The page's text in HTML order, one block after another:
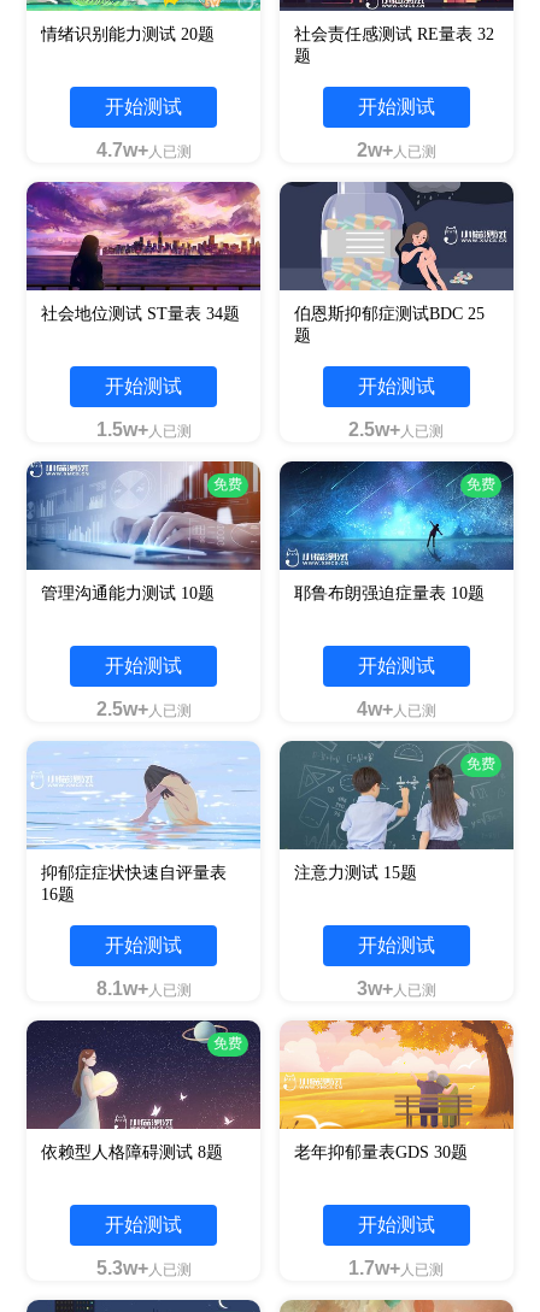
情绪识别能力测试 20题
开始测试
4.7w+人已测
社会责任感测试 RE量表 32
题
开始测试
2w+人已测
社会地位测试 ST量表 34题
开始测试
1.5w+人已测
伯恩斯抑郁症测试BDC 25
题
开始测试
2.5w+人已测
免费
管理沟通能力测试 10题
开始测试
2.5w+人已测
免费
耶鲁布朗强迫症量表 10题
开始测试
4w+人已测
抑郁症症状快速自评量表
16题
开始测试
8.1w+人已测
免费
注意力测试 15题
开始测试
3w+人已测
免费
依赖型人格障碍测试 8题
开始测试
5.3w+人已测
老年抑郁量表GDS 30题
开始测试
1.7w+人已测